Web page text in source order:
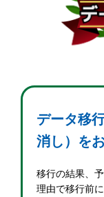
データ移
消し）を
移行の結果、
理由で移行前